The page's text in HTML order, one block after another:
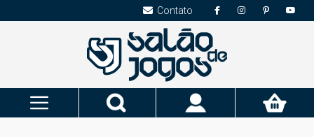
Contato
Carrinho
Pesquisa